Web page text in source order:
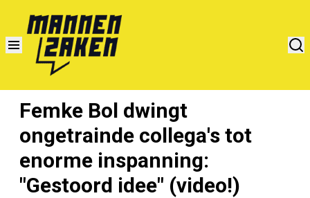
Femke Bol dwingt
ongetrainde collega's tot
enorme inspanning:
"Gestoord idee" (video!)